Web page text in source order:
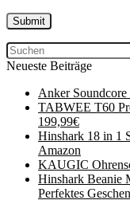
Neueste Beiträge
Anker
TABWEE T60
199,99€
Hinshark 18 in 1
Amazon
KAUGIC
Hinshark Beanie
Perfektes